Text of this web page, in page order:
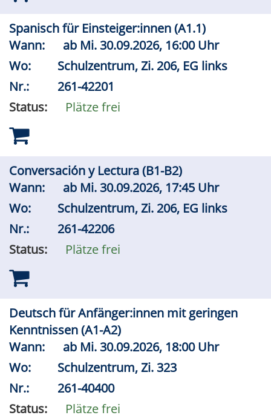
Spanisch für Einsteiger:innen (A1.1)
Wann:
ab Mi. 30.09.2026, 16:00 Uhr
Wo:
Schulzentrum, Zi. 206, EG links
Nr.:
261-42201
Status:
Plätze frei
Conversación y Lectura (B1-B2)
Wann:
ab Mi. 30.09.2026, 17:45 Uhr
Wo:
Schulzentrum, Zi. 206, EG links
Nr.:
261-42206
Status:
Plätze frei
Deutsch für Anfänger:innen mit geringen
Kenntnissen (A1-A2)
Wann:
ab Mi. 30.09.2026, 18:00 Uhr
Wo:
Schulzentrum, Zi. 323
Nr.:
261-40400
Status:
Plätze frei